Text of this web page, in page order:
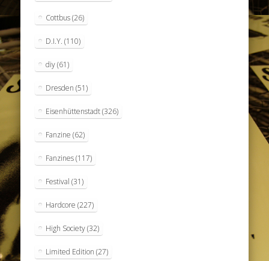
Cottbus(26)
D.I.Y. (110)
diy(61)
Dresden (51)
Eisenhüttenstadt(326)
Fanzine (62)
Fanzines(117)
Festival (31)
Hardcore (227)
High Society(32)
Limited Edition (27)